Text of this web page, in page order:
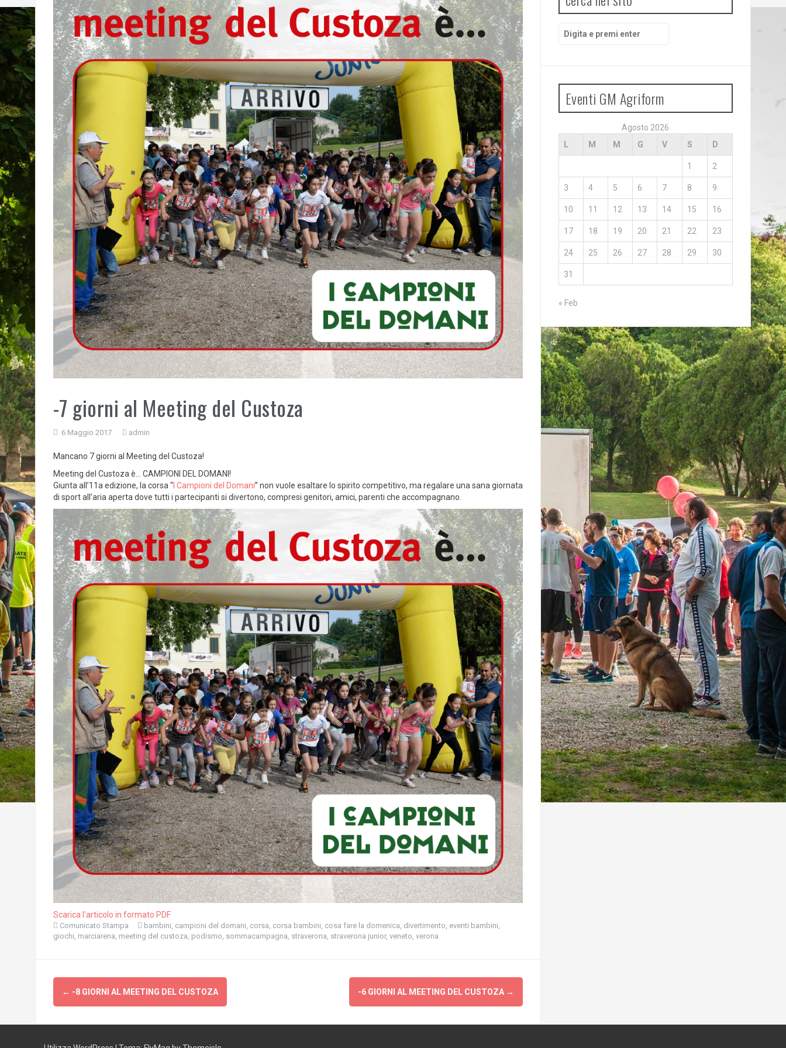
-7 giorni al Meeting del Custoza
6 Maggio 2017 admin
Mancano 7 giorni al Meeting del Custoza!
Meeting del Custoza è… CAMPIONI DEL DOMANI!
Giunta all’11a edizione, la corsa “I Campioni del Domani” non vuole esaltare lo spirito competitivo, ma regalare una sana giornata
di sport all’aria aperta dove tutti i partecipanti si divertono, compresi genitori, amici, parenti che accompagnano.
Scarica l'articolo in formato PDF
Comunicato Stampa bambini campioni del domani corsa corsa bambini cosa fare la domenica divertimento eventi bambini
giochi marciarena meeting del custoza podismo sommacampagna straverona straverona junior, veneto verona
Navigazione
articolo
← -8 GIORNI AL MEETING DEL CUSTOZA -6 GIORNI AL MEETING DEL CUSTOZA →
Cerca:
Eventi GM Agriform
Agosto 2026
L
M M G V S D
1 2
3 4 5 6 7 8 9
10 11 12 13 14 15 16
17 18 19 20 21 22 23
24 25 26 27 28 29 30
31
« Feb